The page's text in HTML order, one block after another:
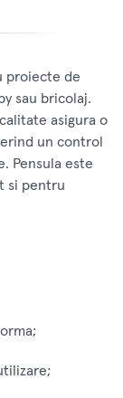
proiecte de
sau bricolaj.
asigura o
un control
Pensula este
si pentru